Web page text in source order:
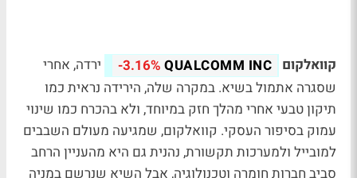
קוואלקום QUALCOMM INC
-3.16%
ירדה, אחרי
שסגרה אתמול בשיא. במקרה שלה, הירידה נראית כמו
תיקון טבעי אחרי מהלך חזק במיוחד, ולא בהכרח כמו שינוי
עמוק בסיפור העסקי. קוואלקום, שמגיעה מעולם השבבים
למובייל ולמערכות תקשורת, נהנית גם היא מהעניין הרחב
סביב חברות חומרה וטכנולוגיה, אבל השיא שנרשם במניה